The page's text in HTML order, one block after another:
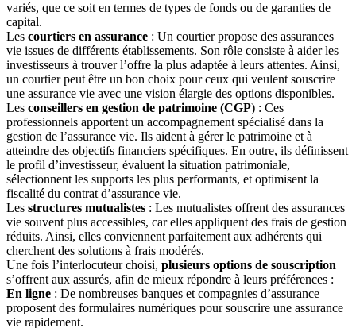
variés, que ce soit en termes de types de fonds ou de garanties de
capital.
Les courtiers en assurance : Un courtier propose des assurances
vie issues de différents établissements. Son rôle consiste à aider les
investisseurs à trouver l’offre la plus adaptée à leurs attentes. Ainsi,
un courtier peut être un bon choix pour ceux qui veulent souscrire
une assurance vie avec une vision élargie des options disponibles.
Les conseillers en gestion de patrimoine (CGP) : Ces
professionnels apportent un accompagnement spécialisé dans la
gestion de l’assurance vie. Ils aident à gérer le patrimoine et à
atteindre des objectifs financiers spécifiques. En outre, ils définissent
le profil d’investisseur, évaluent la situation patrimoniale,
sélectionnent les supports les plus performants, et optimisent la
fiscalité du contrat d’assurance vie.
Les structures mutualistes : Les mutualistes offrent des assurances
vie souvent plus accessibles, car elles appliquent des frais de gestion
réduits. Ainsi, elles conviennent parfaitement aux adhérents qui
cherchent des solutions à frais modérés.
Une fois l’interlocuteur choisi, plusieurs options de souscription
s’offrent aux assurés, afin de mieux répondre à leurs préférences :
En ligne : De nombreuses banques et compagnies d’assurance
proposent des formulaires numériques pour souscrire une assurance
vie rapidement.